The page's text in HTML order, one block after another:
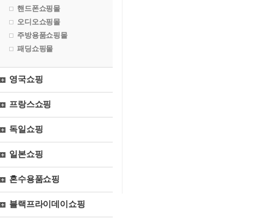
핸드폰쇼핑몰
오디오쇼핑몰
주방용품쇼핑몰
패딩쇼핑몰
영국쇼핑
프랑스쇼핑
독일쇼핑
일본쇼핑
혼수용품쇼핑
블랙프라이데이쇼핑